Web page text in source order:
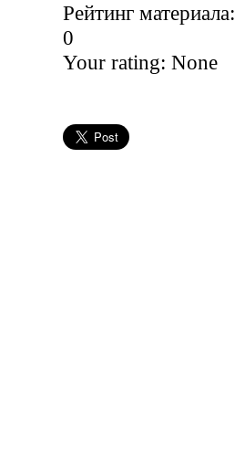
Рейтинг материала:
0
Your rating: None